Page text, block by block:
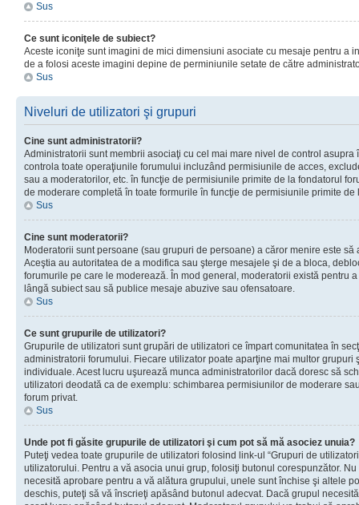
Sus
Ce sunt iconiţele de subiect?
Aceste iconiţe sunt imagini de mici dimensiuni asociate cu mesaje pentru a
de a folosi aceste imagini depine de perminiunile setate de către
Sus
Niveluri de utilizatori şi grupuri
Cine sunt administratorii?
Administratorii sunt membrii asociaţi cu cel mai mare nivel de control asupra
controla toate operaţiunile forumului incluzând permisiunile de acces,
sau a moderatorilor, etc. în funcţie de permisiunile primite de la fondatorul
de moderare completă în toate formurile în funcţie de permisiunile primite de
Sus
Cine sunt moderatorii?
Moderatorii sunt persoane (sau grupuri de persoane) a căror menire este
Aceştia au autoritatea de a modifica sau şterge mesajele şi de a bloca,
forumurile pe care le moderează. În mod general, moderatorii există pentru
lângă subiect sau să publice mesaje abuzive sau ofensatoare.
Sus
Ce sunt grupurile de utilizatori?
Grupurile de utilizatori sunt grupări de utilizatori ce împart comunitatea în
administratorii forumului. Fiecare utilizator poate aparţine mai multor grupuri
individuale. Acest lucru uşurează munca administratorilor dacă doresc să
utilizatori deodată ca de exemplu: schimbarea permisiunilor de moderare
forum privat.
Sus
Unde pot fi găsite grupurile de utilizatori şi cum pot să mă asociez unuia?
Puteţi vedea toate grupurile de utilizatori folosind link-ul “Grupuri de
utilizatorului. Pentru a vă asocia unui grup, folosiţi butonul corespunzător.
necesită aprobare pentru a vă alătura grupului, unele sunt închise şi altele
deschis, puteţi să vă înscrieţi apăsând butonul adecvat. Dacă grupul